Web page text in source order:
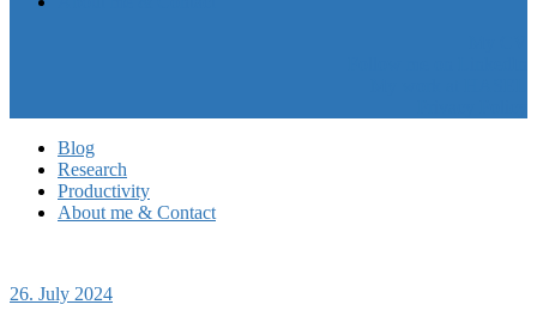
Blog
Research
Productivity
About me & Contact
26. July 2024